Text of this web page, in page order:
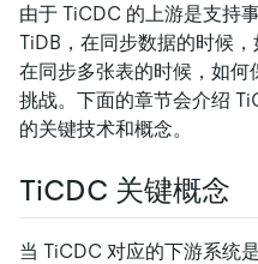
由于 TiCDC 的上游是支持
TiDB，在同步数据的时候
在同步多张表的时候，如
挑战。下面的章节会介绍
的关键技术和概念。
TiCDC 关键概念
当 TiCDC 对应的下游系统